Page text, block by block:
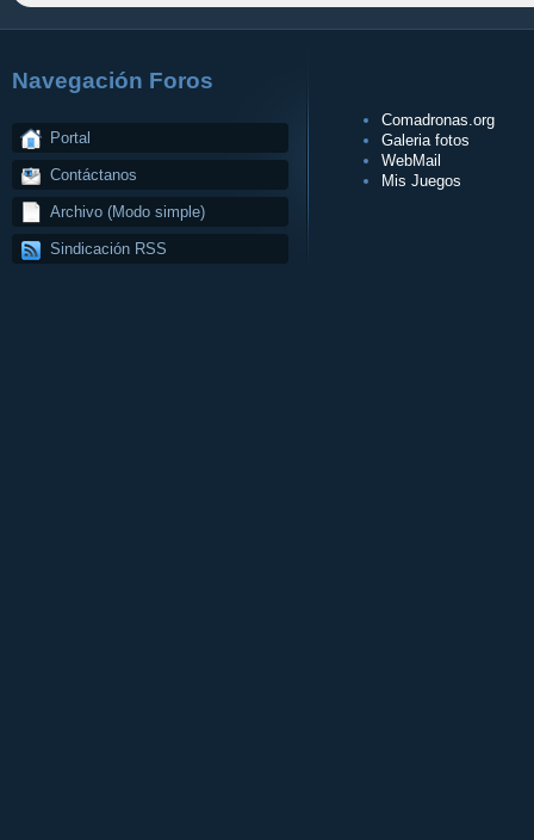
Navegación Foros
Portal
Contáctanos
Archivo (Modo simple)
Sindicación RSS
Comadronas.org
Galeria fotos
WebMail
Mis Juegos